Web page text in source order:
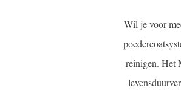
Wil je voor
reinigen. Het